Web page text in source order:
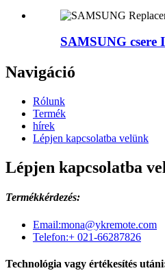
SAMSUNG csere
Navigáció
Rólunk
Termék
hírek
Lépjen kapcsolatba velünk
Lépjen kapcsolatba
Termékkérdezés:
Email:mona@ykremote.com
Telefon:+ 021-66287826
Technológia vagy értékesítés